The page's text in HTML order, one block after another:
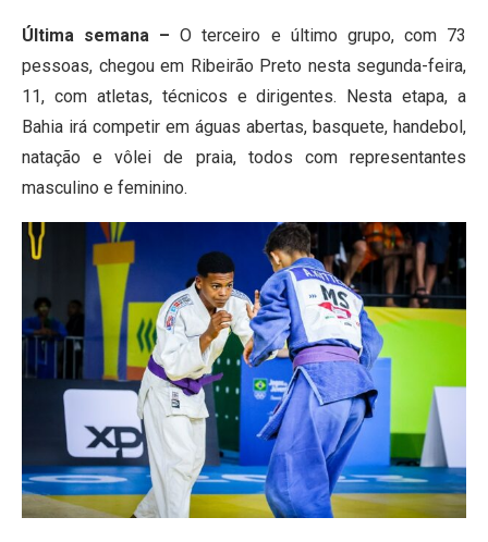
Última semana – O terceiro e último grupo, com 73
pessoas, chegou em Ribeirão Preto nesta segunda-feira,
11, com atletas, técnicos e dirigentes. Nesta etapa, a
Bahia irá competir em águas abertas, basquete, handebol,
natação e vôlei de praia, todos com representantes
masculino e feminino.